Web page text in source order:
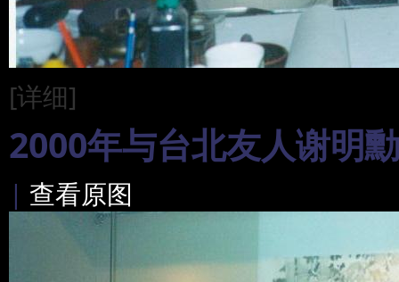
[详细]
2000年与台北友人谢明
| 查看原图